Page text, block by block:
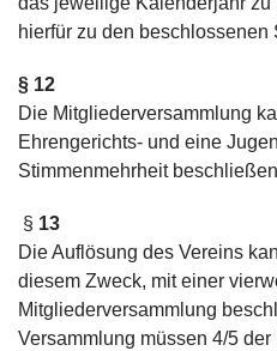
hierfür zu den beschlossenen
§ 12
Die Mitgliederversammlung
Ehrengerichts- und eine
Stimmenmehrheit
§ 13
Die Auflösung des Vereins
diesem Zweck, mit einer
Mitgliederversammlung
Versammlung müssen 4/5